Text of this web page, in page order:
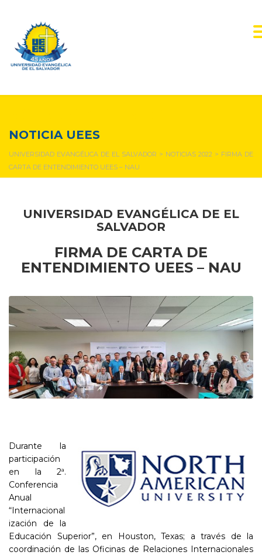
NOTICIA UEES
UNIVERSIDAD EVANGÉLICA DE EL SALVADOR > NOTICIAS 2022 > FIRMA DE
CARTA DE ENTENDIMIENTO UEES – NAU
UNIVERSIDAD EVANGÉLICA DE EL
SALVADOR
FIRMA DE CARTA DE
ENTENDIMIENTO UEES – NAU
Durante la
participación
en la 2ª.
Conferencia
Anual
“Internacional
ización de la
Educación Superior”, en Houston, Texas; a través de la
coordinación de las Oficinas de Relaciones Internacionales